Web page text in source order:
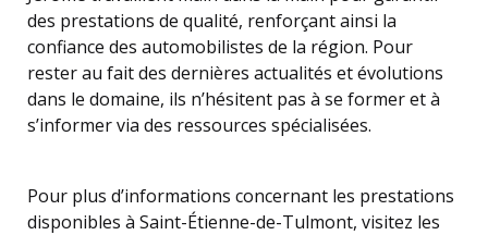
des prestations de qualité, renforçant ainsi la
confiance des automobilistes de la région. Pour
rester au fait des dernières actualités et évolutions
dans le domaine, ils n’hésitent pas à se former et à
s’informer via des ressources spécialisées.
Pour plus d’informations concernant les prestations
disponibles à Saint-Étienne-de-Tulmont, visitez les